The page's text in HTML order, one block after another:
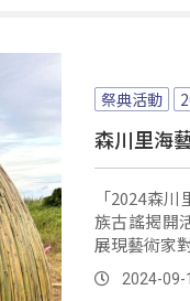
祭典活動
森川里海
「2024森
族古謠揭開
展現藝術家
2024-09-